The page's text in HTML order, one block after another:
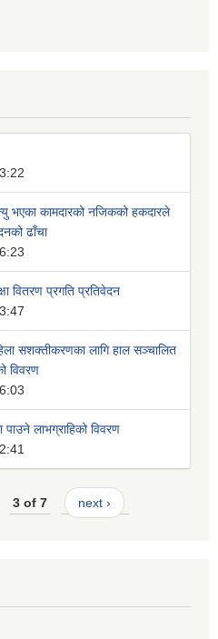
भएका कामदारको नजिकको हकदारले
ढाँचा
वितरण प्रगति प्रतिवेदन
सशक्तीकरणका लागि हाल सञ्चालित
विवरण
लाभग्राहिको विवरण
3 of 7 next ›